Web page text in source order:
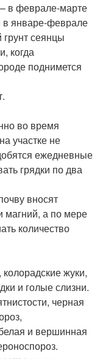
в феврале-марте
в январе-феврале
сеянцы
когда
поднимется
во время
участке не
ежедневные
грядки по два
вносят
а по мере
количество
жуки,
и голые слизни.
черная
и вершинная